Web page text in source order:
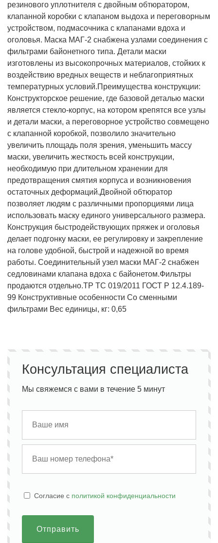
резинового уплотнителя c двойным обтюратором,
клапанной коробки с клапаном выдоха и переговорным
устройством, подмасочника с клапанами вдоха и
оголовья. Маска МАГ-2 снабжена узлами соединения с
фильтрами байонетного типа. Детали маски
изготовлены из высокопрочных материалов, стойких к
воздействию вредных веществ и неблагоприятных
температурных условий. Преимущества конструкции:
Конструкторское решение, где базовой деталью маски
является стекло-корпус, на котором крепятся все узлы
и детали маски, а переговорное устройство совмещено
с клапанной коробкой, позволило значительно
увеличить площадь поля зрения, уменьшить массу
маски, увеличить жесткость всей конструкции,
необходимую при длительном хранении для
предотвращения смятия корпуса и возникновения
остаточных деформаций.Двойной обтюратор
позволяет людям с различными пропорциями лица
использовать маску единого универсального размера.
Конструкция быстродействующих пряжек и оголовья
делает подгонку маски, ее регулировку и закрепление
на голове удобной, быстрой и надежной во время
работы. Соединительный узел маски МАГ-2 снабжен
седловинами клапана вдоха с байонетом.Фильтры
продаются отдельно.ТР ТС 019/2011 ГОСТ Р 12.4.189-
99 Конструктивные особенности Со сменными
фильтрами Вес единицы, кг: 0,65
Консультация специалиста
Мы свяжемся с вами в течение 5 минут
Cогласие с политикой конфиденциальности
Отправить